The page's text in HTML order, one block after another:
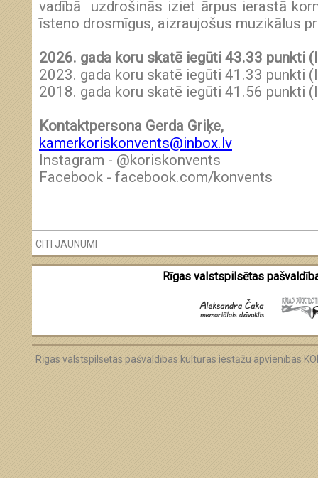
vadībā uzdrošinās iziet ārpus ierastā
īsteno drosmīgus, aizraujošus muzikālus
2026. gada koru skatē iegūti 43.33 punkti
2023. gada koru skatē iegūti 41.33 punkti
2018. gada koru skatē iegūti 41.56 punkti
Kontaktpersona Gerda Griķe,
kamerkoriskonvents@inbox.lv
Instagram - @koriskonvents
Facebook - facebook.com/konvents
CITI JAUNUMI
Rīgas valstspilsētas
Rīgas valstspilsētas pašvaldības kultūras iestāžu apvienības